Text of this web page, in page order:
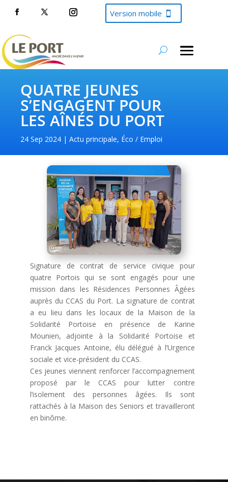
Version mobile
QUATRE JEUNES
S’ENGAGENT POUR
LES AÎNÉS DU PORT
24 Sep 2024 Actu principale, Éco / Emploi
Signature de contrat de service civique pour
quatre Portois qui se sont engagés pour une
mission dans les Résidences Personnes Âgées
auprès du CCAS du Port. La signature de contrat
a eu lieu dans les locaux de la Maison de la
Solidarité Portoise en présence de Karine
Mounien, adjointe à la Solidarité Portoise et
Franck Jacques Antoine, élu délégué à l’Urgence
sociale et vice-président du CCAS.
Ces jeunes viennent renforcer l’accompagnement
proposé par le CCAS pour lutter contre
l’isolement des personnes âgées. Ils sont
rattachés à la Maison des Seniors et travailleront
en binôme.